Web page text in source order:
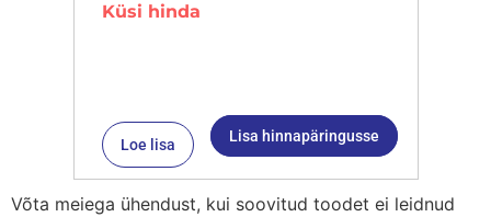
Küsi hinda
Loe lisa Lisa hinnapäringusse
Võta meiega ühendust, kui soovitud toodet ei leidnud